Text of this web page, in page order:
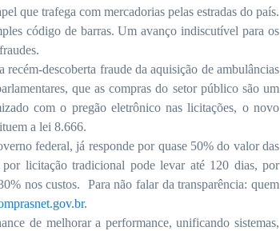
que trafega com mercadorias pelas estradas do país.
código de barras. Um avanço indiscutível para os
descoberta fraude da aquisição de ambulâncias
que as compras do setor público são um
com o pregão eletrônico nas licitações, o novo
a lei 8.666.
federal, já responde por quase 50% do valor das
licitação tradicional pode levar até 120 dias, por
nos custos.
Para não falar da transparência: quem
.
de melhorar a performance, unificando sistemas,